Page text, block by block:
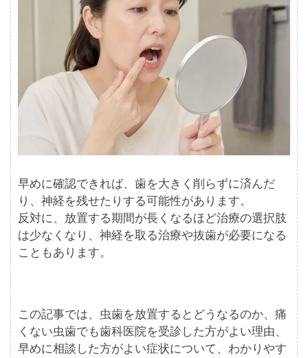
早めに確認できれば、歯を大きく削らずに済んだ
り、神経を残せたりする可能性があります。
反対に、放置する期間が長くなるほど治療の選択肢
は少なくなり、神経を取る治療や抜歯が必要になる
こともあります。
この記事では、虫歯を放置するとどうなるのか、痛
くない虫歯でも歯科医院を受診した方がよい理由、
早めに相談した方がよい症状について、わかりやす